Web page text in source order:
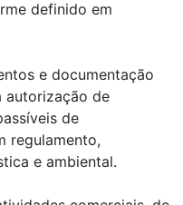
definido em
e documentação
autorização de
de
regulamento,
e ambiental.